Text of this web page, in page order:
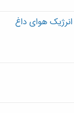
هوای داغ